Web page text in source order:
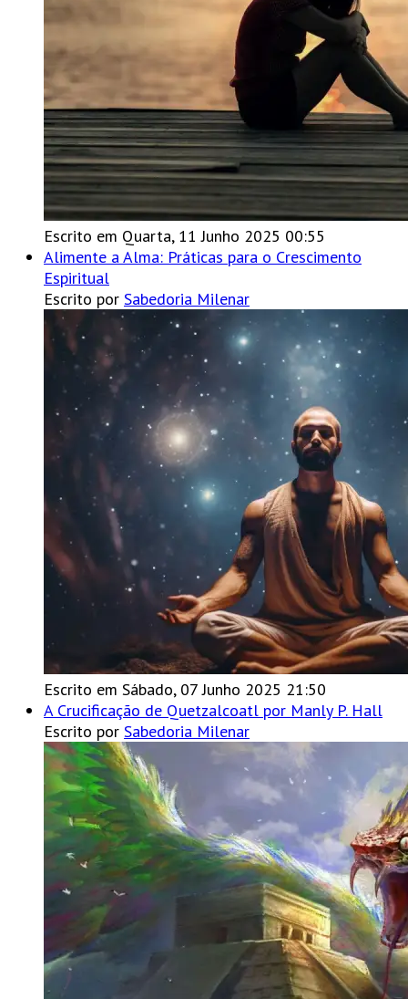
Escrito em Quarta, 11 Junho 2025 00:55
Alimente a Alma: Práticas para o Crescimento
Espiritual
Escrito por Sabedoria Milenar
Escrito em Sábado, 07 Junho 2025 21:50
A Crucificação de Quetzalcoatl por Manly P. Hall
Escrito por Sabedoria Milenar